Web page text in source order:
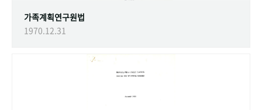
가족계획연구원법
1970.12.31